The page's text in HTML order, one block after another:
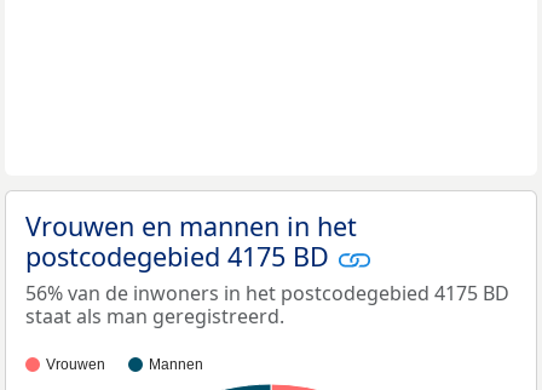
Vrouwen en mannen in het
postcodegebied 4175 BD
56% van de inwoners in het postcodegebied 4175 BD
staat als man geregistreerd.
Vrouwen Mannen